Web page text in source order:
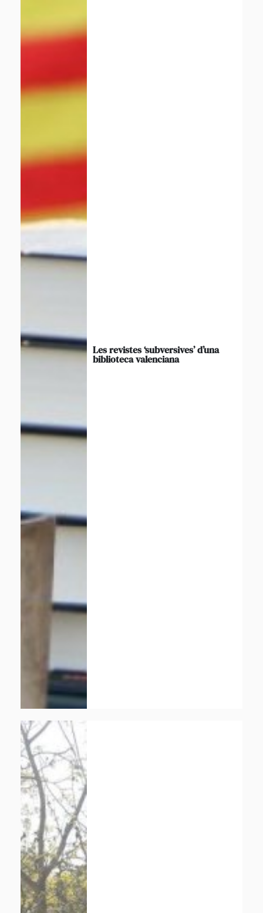
Les revistes ‘subversives’ d’una
biblioteca valenciana